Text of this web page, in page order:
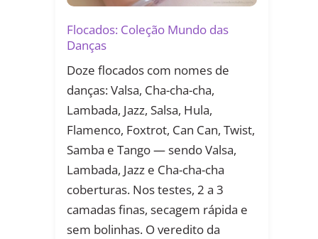
Flocados: Coleção Mundo das
Danças
Doze flocados com nomes de
danças: Valsa, Cha-cha-cha,
Lambada, Jazz, Salsa, Hula,
Flamenco, Foxtrot, Can Can, Twist,
Samba e Tango — sendo Valsa,
Lambada, Jazz e Cha-cha-cha
coberturas. Nos testes, 2 a 3
camadas finas, secagem rápida e
sem bolinhas. O veredito da